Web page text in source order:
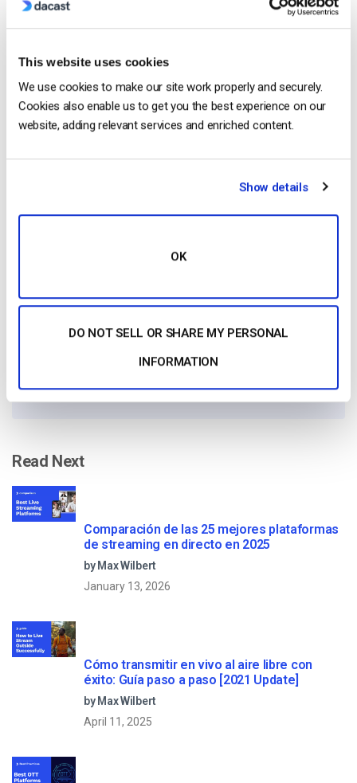
This website uses cookies
We use cookies to make our site work properly and securely.
Cookies also enable us to get you the best experience on our
website, adding relevant services and enriched content.
Show details
OK
DO NOT SELL OR SHARE MY PERSONAL
INFORMATION
Harmonie is a Senior digital marketer with
over 6 years in the Tech Industry. She has
and loves to work in multilingual
environments.
Start streaming immediately
Read Next
Comparación de las 25 mejores plataformas
de streaming en directo en 2025
by Max Wilbert
January 13, 2026
Cómo transmitir en vivo al aire libre con
éxito: Guía paso a paso [2021 Update]
by Max Wilbert
April 11, 2025